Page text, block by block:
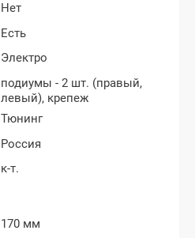
Нет
Есть
Электро
подиумы - 2 шт. (правый,
левый), крепеж
Тюнинг
Россия
к-т.
170 мм